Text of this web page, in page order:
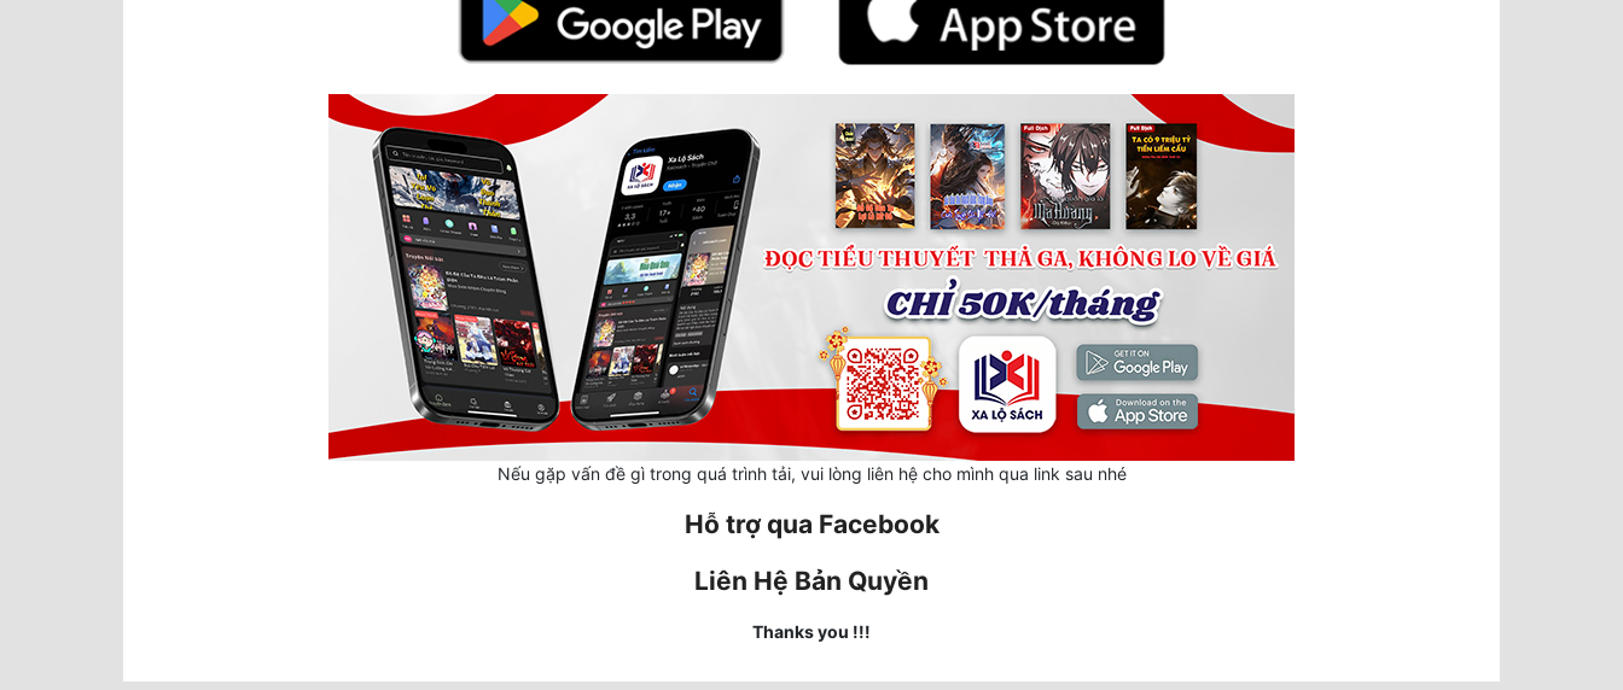
Nếu gặp vấn đề gì trong quá trình tải, vui lòng liên hệ cho mình qua link sau nhé
Hỗ trợ qua Facebook
Liên Hệ Bản Quyền
Thanks you !!!